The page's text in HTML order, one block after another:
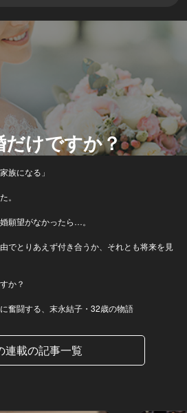
だけですか？
族になる」
。
願望がなかったら…。
でとりあえず付き合うか、それとも将来を見
か？
奮闘する、末永結子・32歳の物語
連載の記事一覧